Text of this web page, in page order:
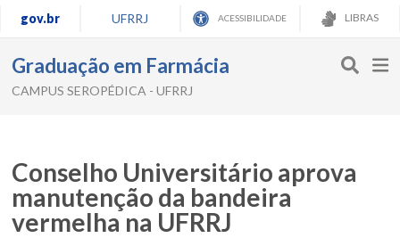
gov.br UFRRJ ACESSIBILIDADE LIBRAS
Graduação em Farmácia
CAMPUS SEROPÉDICA - UFRRJ
Conselho Universitário aprova
manutenção da bandeira
vermelha na UFRRJ